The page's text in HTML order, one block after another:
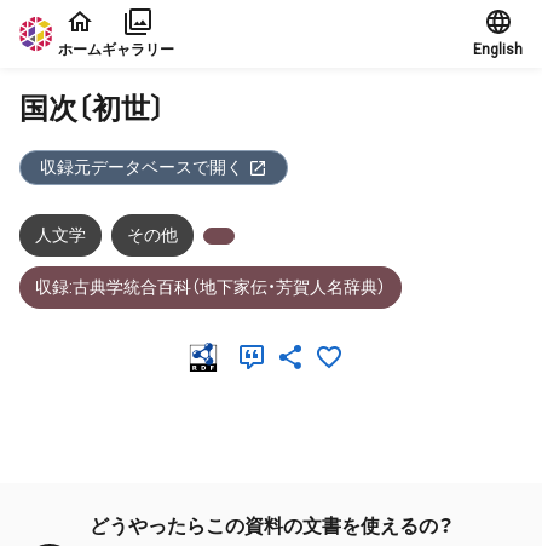
本文に飛ぶ
ホームギャラリー English
国次〔初世〕
収録元データベースで開く
人文学 その他
収録:古典学統合百科（地下家伝・芳賀人名辞典）
どうやったらこの資料の文書を使えるの？